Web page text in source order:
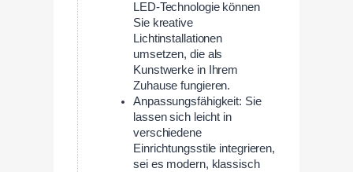
LED-Technologie können
Sie kreative
Lichtinstallationen
umsetzen, die als
Kunstwerke in Ihrem
Zuhause fungieren.
Anpassungsfähigkeit: Sie
lassen sich leicht in
verschiedene
Einrichtungsstile integrieren,
sei es modern, klassisch